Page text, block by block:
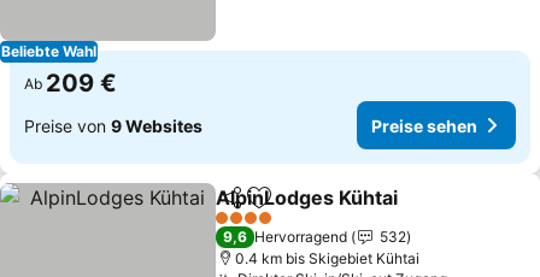
Beliebte Wahl
Ab 209 €
Preise von 9 Websites Preise sehen
TeilenZu Favoriten hinzufügen
AlpinLodges Kühtai
4 Sterne
9,6 Hervorragend
532
0.4 km bis Skigebiet Kühtai